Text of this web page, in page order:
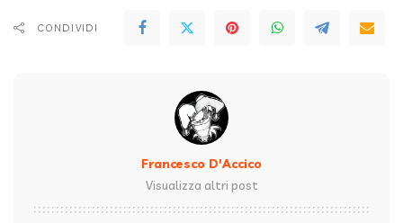
CONDIVIDI
Francesco D'Accico
Visualizza altri post